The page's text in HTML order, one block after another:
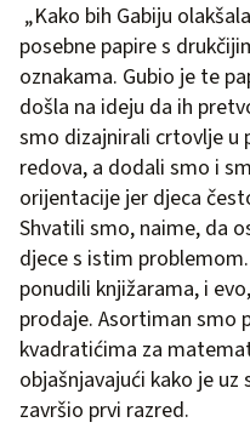
„Kako bih Gabiju
posebne papire s
oznakama. Gubio je te
došla na ideju da ih
smo dizajnirali crtovlje u
redova, a dodali smo i
orijentacije jer djeca
Shvatili smo, naime, da
djece s istim
ponudili knjižarama, i
prodaje. Asortiman smo
kvadratićima za
objašnjavajući kako je
završio prvi razred.